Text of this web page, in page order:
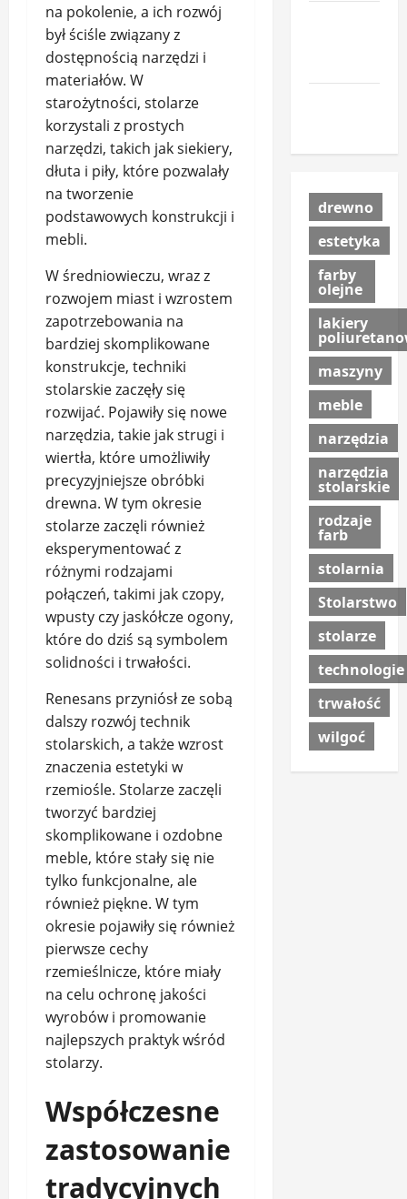
na pokolenie, a ich rozwój
był ściśle związany z
dostępnością narzędzi i
materiałów. W
starożytności, stolarze
korzystali z prostych
narzędzi, takich jak siekiery,
dłuta i piły, które pozwalały
na tworzenie
podstawowych konstrukcji i
mebli.
W średniowieczu, wraz z
rozwojem miast i wzrostem
zapotrzebowania na
bardziej skomplikowane
konstrukcje, techniki
stolarskie zaczęły się
rozwijać. Pojawiły się nowe
narzędzia, takie jak strugi i
wiertła, które umożliwiły
precyzyjniejsze obróbki
drewna. W tym okresie
stolarze zaczęli również
eksperymentować z
różnymi rodzajami
połączeń, takimi jak czopy,
wpusty czy jaskółcze ogony,
które do dziś są symbolem
solidności i trwałości.
Renesans przyniósł ze sobą
dalszy rozwój technik
stolarskich, a także wzrost
znaczenia estetyki w
rzemiośle. Stolarze zaczęli
tworzyć bardziej
skomplikowane i ozdobne
meble, które stały się nie
tylko funkcjonalne, ale
również piękne. W tym
okresie pojawiły się również
pierwsze cechy
rzemieślnicze, które miały
na celu ochronę jakości
wyrobów i promowanie
najlepszych praktyk wśród
stolarzy.
Współczesne
zastosowanie
tradycyjnych
drewno
estetyka
farby
olejne
lakiery
maszyny
meble
narzędzia
narzędzia
stolarskie
rodzaje
farb
stolarnia
Stolarstwo
stolarze
technologie
trwałość
wilgoć